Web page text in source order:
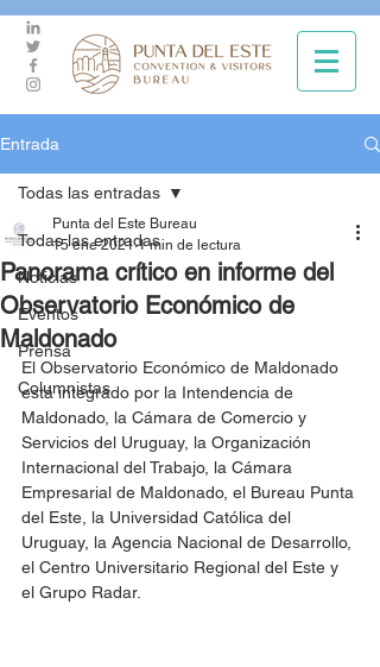
Entrada
Todas las entradas
Noticias
Eventos
Prensa
Columnistas
Todas las entradas
Panorama crítico en informe del
Observatorio Económico de
Maldonado
Punta del Este Bureau
15 ene 2021 1 min de lectura
El Observatorio Económico de Maldonado
está integrado por la Intendencia de
Maldonado, la Cámara de Comercio y
Servicios del Uruguay, la Organización
Internacional del Trabajo, la Cámara
Empresarial de Maldonado, el Bureau Punta
del Este, la Universidad Católica del
Uruguay, la Agencia Nacional de Desarrollo,
el Centro Universitario Regional del Este y
el Grupo Radar.